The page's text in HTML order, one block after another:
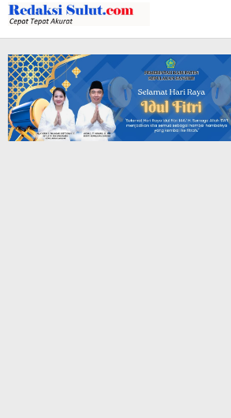
Lewati
ke
konten